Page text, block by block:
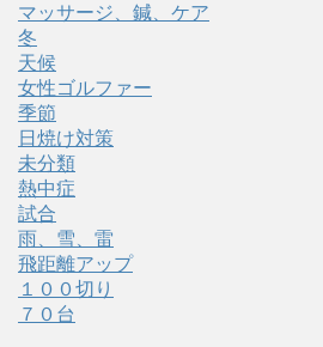
マッサージ、鍼、ケア
冬
天候
女性ゴルファー
季節
日焼け対策
未分類
熱中症
試合
雨、雪、雷
飛距離アップ
１００切り
７０台